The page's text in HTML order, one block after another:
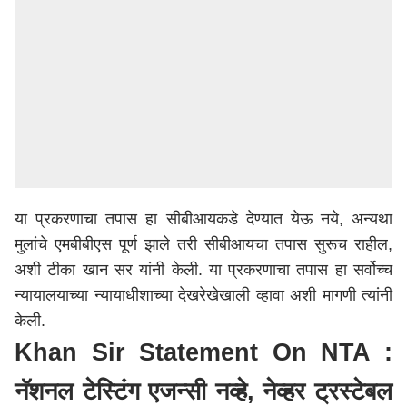
या प्रकरणाचा तपास हा सीबीआयकडे देण्यात येऊ नये, अन्यथा
मुलांचे एमबीबीएस पूर्ण झाले तरी सीबीआयचा तपास सुरूच राहील,
अशी टीका खान सर यांनी केली. या प्रकरणाचा तपास हा सर्वोच्च
न्यायालयाच्या न्यायाधीशाच्या देखरेखेखाली व्हावा अशी मागणी त्यांनी
केली.
Khan Sir Statement On NTA :
नॅशनल टेस्टिंग एजन्सी नव्हे, नेव्हर ट्रस्टेबल